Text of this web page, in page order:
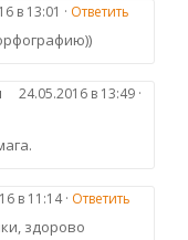
в 13:01 · Ответить
24.05.2016 в 13:49 ·
в 11:14 · Ответить
здорово